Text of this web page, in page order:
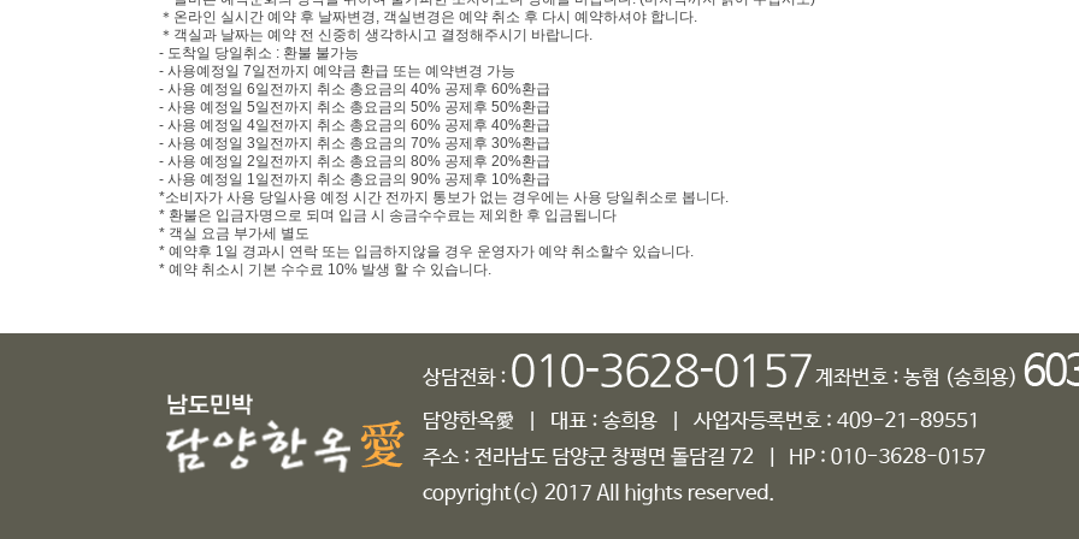
＊온라인 실시간 예약 후 날짜변경, 객실변경은 예약 취소 후 다시 예약하셔야 합니다.
＊객실과 날짜는 예약 전 신중히 생각하시고 결정해주시기 바랍니다.
- 도착일 당일취소 : 환불 불가능
- 사용예정일 7일전까지 예약금 환급 또는 예약변경 가능
- 사용 예정일 6일전까지 취소 총요금의 40% 공제후 60%환급
- 사용 예정일 5일전까지 취소 총요금의 50% 공제후 50%환급
- 사용 예정일 4일전까지 취소 총요금의 60% 공제후 40%환급
- 사용 예정일 3일전까지 취소 총요금의 70% 공제후 30%환급
- 사용 예정일 2일전까지 취소 총요금의 80% 공제후 20%환급
- 사용 예정일 1일전까지 취소 총요금의 90% 공제후 10%환급
*소비자가 사용 당일사용 예정 시간 전까지 통보가 없는 경우에는 사용 당일취소로 봅니다.
* 환불은 입금자명으로 되며 입금 시 송금수수료는 제외한 후 입금됩니다
* 객실 요금 부가세 별도
* 예약후 1일 경과시 연락 또는 입금하지않을 경우 운영자가 예약 취소할수 있습니다.
* 예약 취소시 기본 수수료 10% 발생 할 수 있습니다.